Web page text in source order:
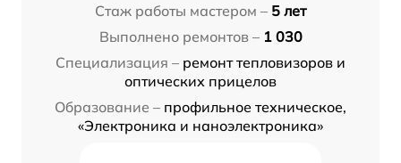
Стаж работы мастером – 5 лет
Выполнено ремонтов – 1 030
Специализация – ремонт тепловизоров и
оптических прицелов
Образование – профильное техническое,
«Электроника и наноэлектроника»